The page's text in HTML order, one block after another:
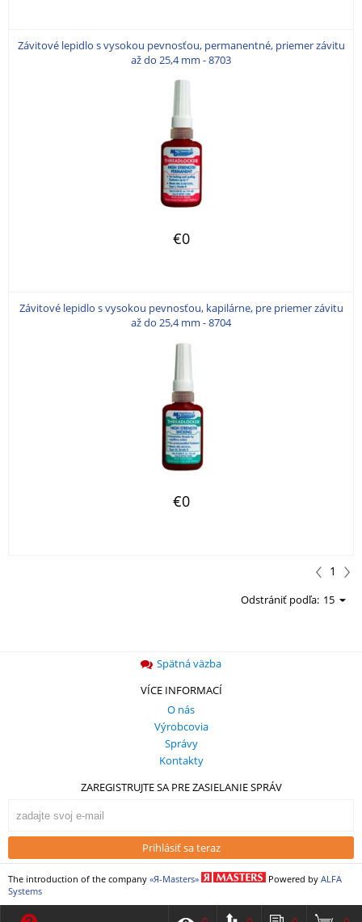
Závitové lepidlo s vysokou pevnosťou, permanentné, priemer závitu
až do 25,4 mm - 8703
€0
Závitové lepidlo s vysokou pevnosťou, kapilárne, pre priemer závitu
až do 25,4 mm - 8704
€0
1
Odstrániť podľa: 15
Spätná väzba
VÍCE INFORMACÍ
О nás
Výrobcovia
Správy
Kontakty
ZAREGISTRUJTE SA PRE ZASIELANIE SPRÁV
Prihlásiť sa teraz
The introduction of the company «Я-Masters» Powered by ALFA
Systems